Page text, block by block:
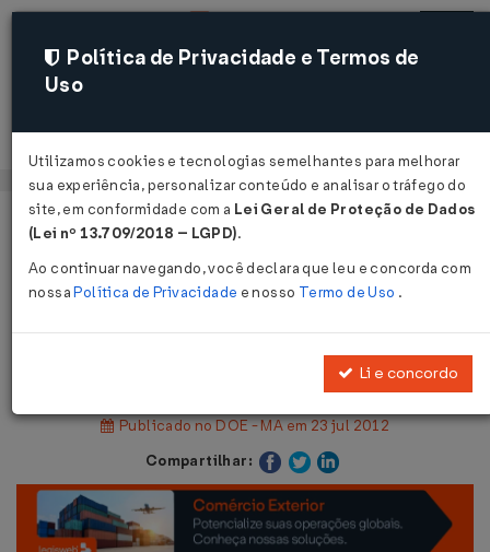
Acessar
Página Inicial Legislações
Portaria GABIN Nº 213 DE
Publicado no DOE - MA em 23 jul 2012
Compartilhar:
Política de Privacidade e Termos de
Uso
Utilizamos cookies e tecnologias semelhantes para melhorar
sua experiência, personalizar conteúdo e analisar o tráfego do
site, em conformidade com a Lei Geral de Proteção de Dados
(Lei nº 13.709/2018 – LGPD).
Ao continuar navegando, você declara que leu e concorda com
nossaPolítica de Privacidade e nosso Termo de Uso .
Li e concordo